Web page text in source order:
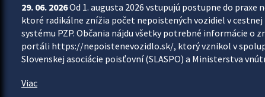
29. 06. 2026Od 1. augusta 2026 vstupujú postupne do
ktoré radikálne znížia počet nepoistených vozidiel v
systému PZP. Občania nájdu všetky potrebné informácie o
portáli https://nepoistenevozidlo.sk/, ktorý vznikol v
Slovenskej asociácie poisťovní (SLASPO) a Ministerstva
Viac